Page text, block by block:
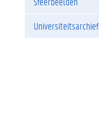
Universiteitsarchief